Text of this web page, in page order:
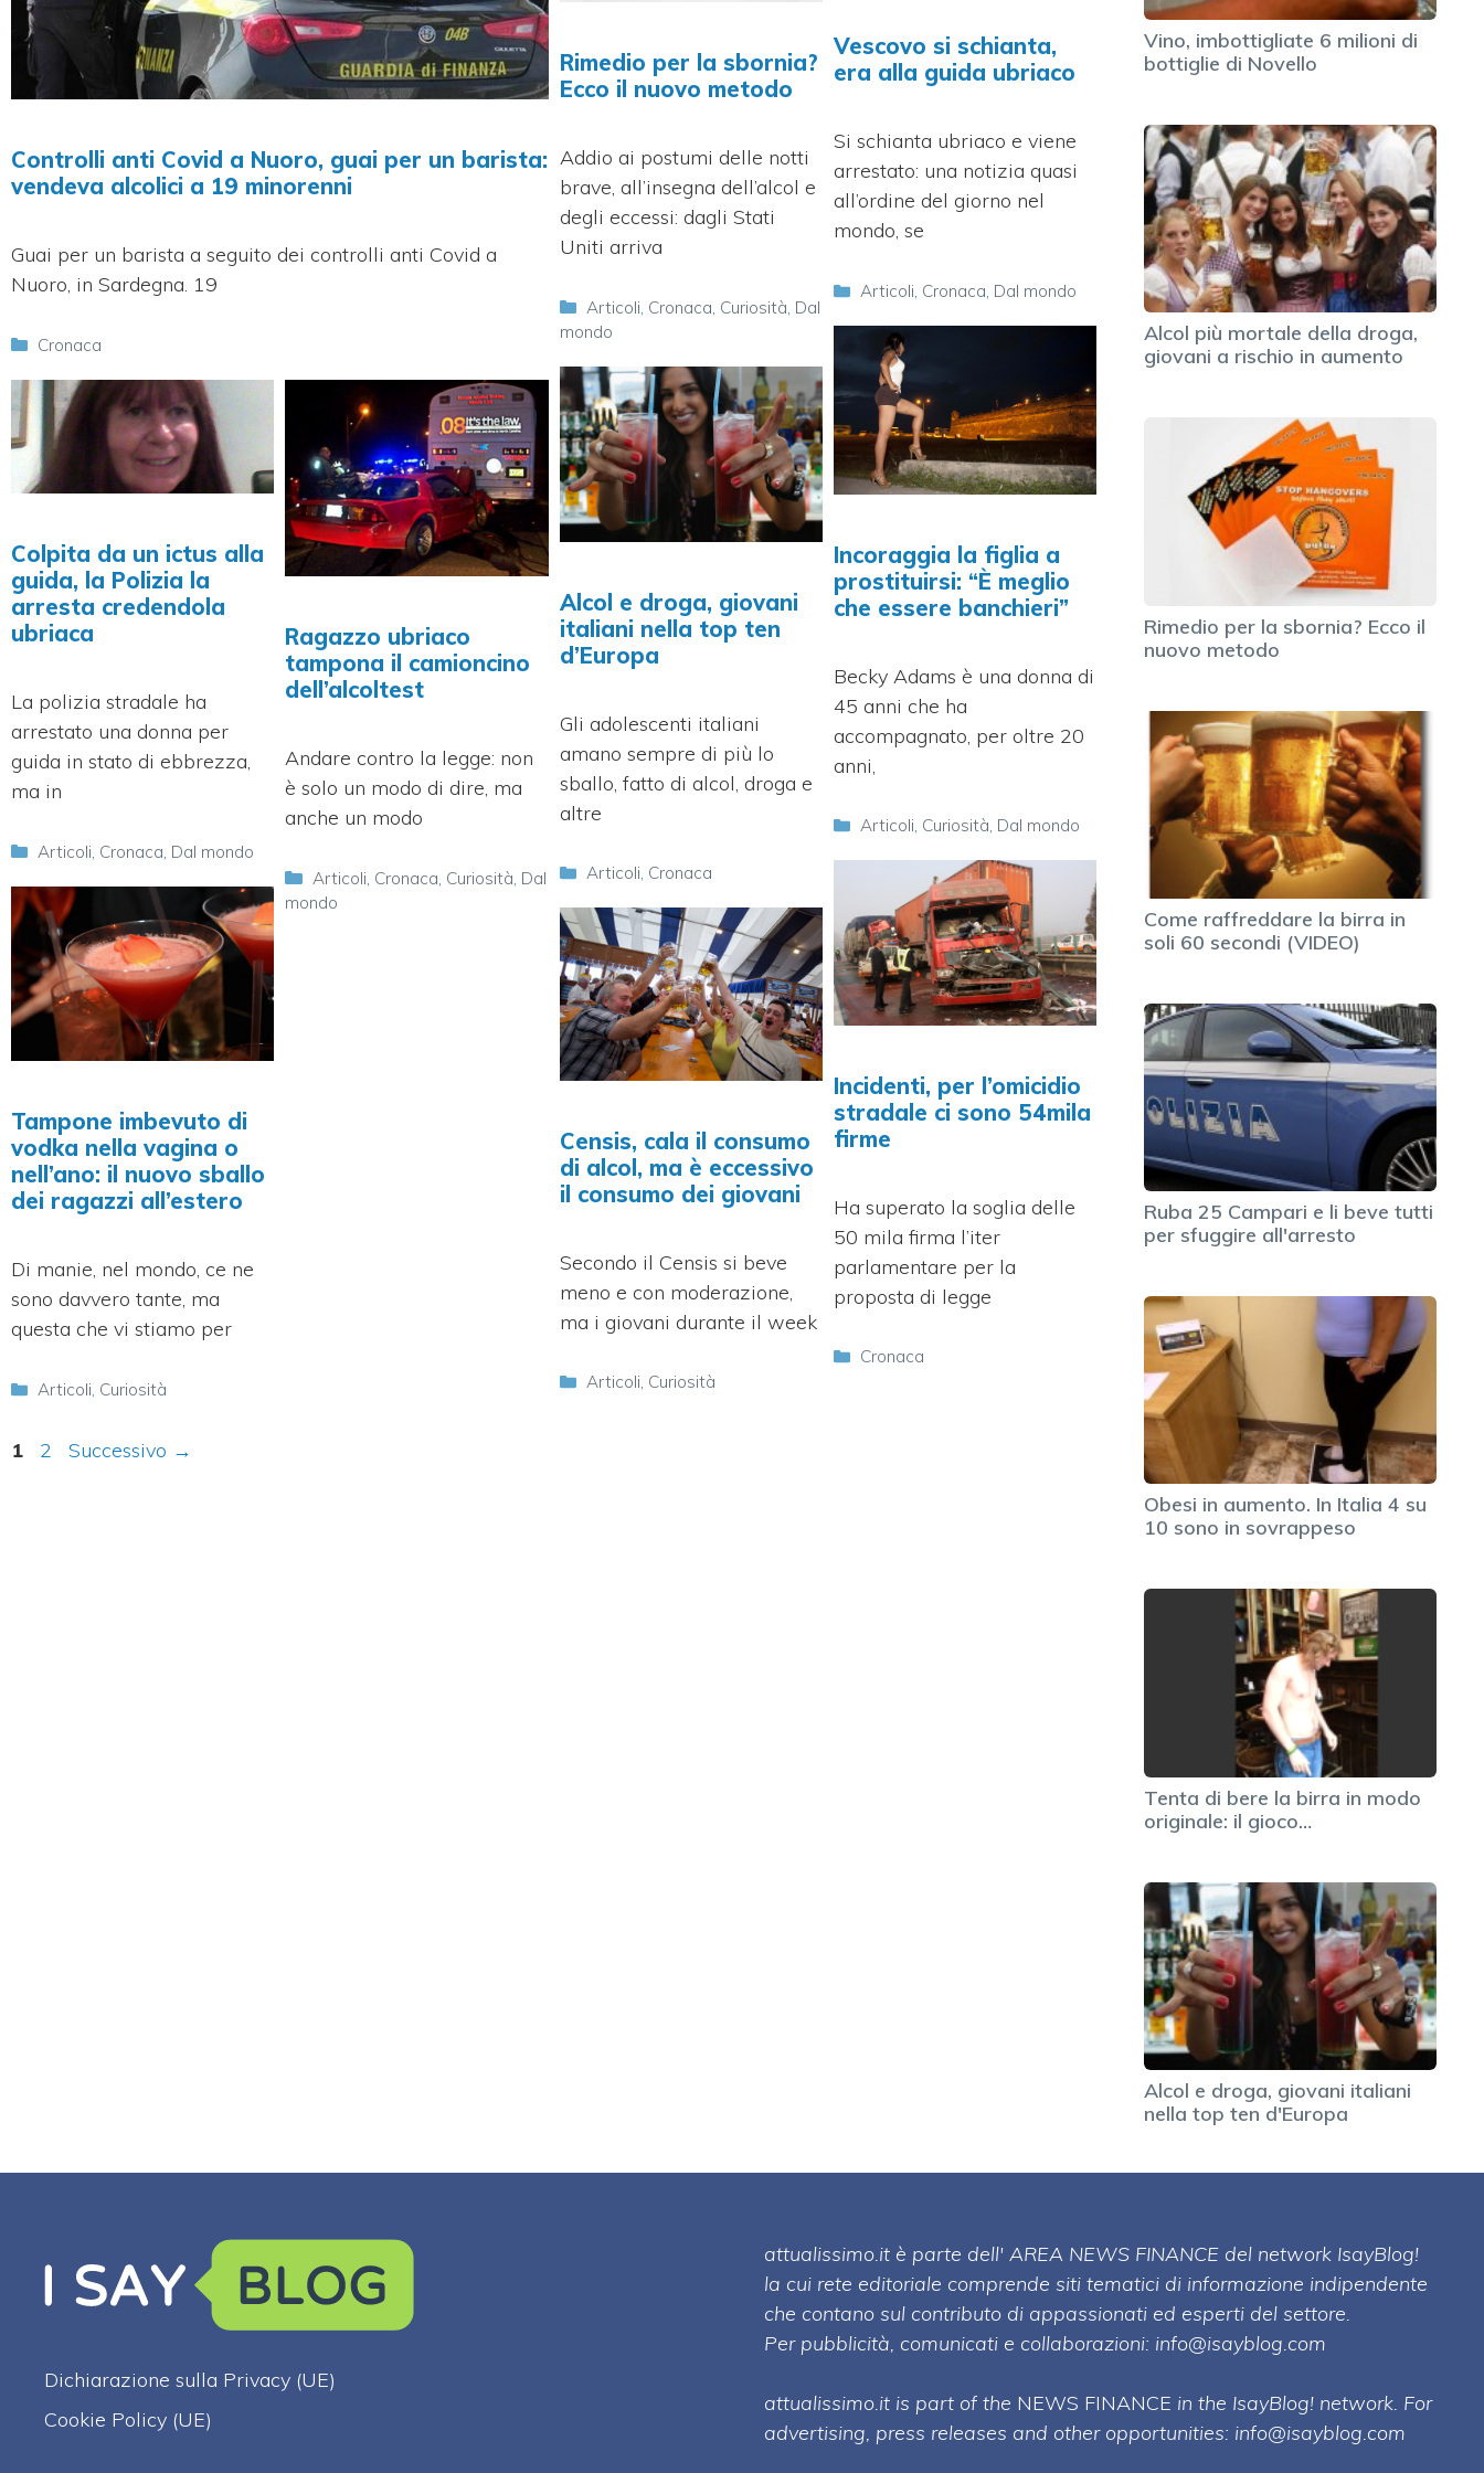
Controlli anti Covid a Nuoro, guai per un barista:
vendeva alcolici a 19 minorenni
Guai per un barista a seguito dei controlli anti Covid a
Nuoro, in Sardegna. 19
Categorie
Cronaca
Rimedio per la sbornia?
Ecco il nuovo metodo
Addio ai postumi delle notti
brave, all’insegna dell’alcol e
degli eccessi: dagli Stati
Uniti arriva
Categorie
Articoli Cronaca Curiosità Dal
mondo
Vescovo si schianta,
era alla guida ubriaco
Si schianta ubriaco e viene
arrestato: una notizia quasi
all’ordine del giorno nel
mondo, se
Categorie
Articoli, Cronaca, Dal mondo
Incoraggia la figlia a
prostituirsi: “È meglio
che essere banchieri”
Becky Adams è una donna di
45 anni che ha
accompagnato, per oltre 20
anni,
Categorie
Articoli, Curiosità, Dal mondo
Alcol e droga, giovani
italiani nella top ten
d’Europa
Gli adolescenti italiani
amano sempre di più lo
sballo, fatto di alcol, droga e
altre
Categorie
Articoli, Cronaca
Colpita da un ictus alla
guida, la Polizia la
arresta credendola
ubriaca
La polizia stradale ha
arrestato una donna per
guida in stato di ebbrezza,
ma in
Categorie
Articoli Cronaca Dal mondo
Ragazzo ubriaco
tampona il camioncino
dell’alcoltest
Andare contro la legge: non
è solo un modo di dire, ma
anche un modo
Categorie
Articoli Cronaca Curiosità Dal
mondo
Incidenti, per l’omicidio
stradale ci sono 54mila
firme
Ha superato la soglia delle
50 mila firma l’iter
parlamentare per la
proposta di legge
Categorie
Cronaca
Tampone imbevuto di
vodka nella vagina o
nell’ano: il nuovo sballo
dei ragazzi all’estero
Di manie, nel mondo, ce ne
sono davvero tante, ma
questa che vi stiamo per
Categorie
Articoli, Curiosità
Censis, cala il consumo
di alcol, ma è eccessivo
il consumo dei giovani
Secondo il Censis si beve
meno e con moderazione,
ma i giovani durante il week
Categorie
Articoli, Curiosità
Pagina
1 Pagina
2 Successivo →
Vino, imbottigliate 6 milioni di
bottiglie di Novello
Alcol più mortale della droga,
giovani a rischio in aumento
Rimedio per la sbornia? Ecco il
nuovo metodo
Come raffreddare la birra in
soli 60 secondi (VIDEO)
Ruba 25 Campari e li beve tutti
per sfuggire all'arresto
Obesi in aumento. In Italia 4 su
10 sono in sovrappeso
Tenta di bere la birra in modo
originale: il gioco…
Alcol e droga, giovani italiani
nella top ten d'Europa
Dichiarazione sulla Privacy (UE)
Cookie Policy (UE)
attualissimo.it è parte dell' AREA NEWS FINANCE del network IsayBlog!
la cui rete editoriale comprende siti tematici di informazione indipendente
che contano sul contributo di appassionati ed esperti del settore.
Per pubblicità, comunicati e collaborazioni: info@isayblog.com
attualissimo.it is part of the NEWS FINANCE in the IsayBlog! network. For
advertising, press releases and other opportunities: info@isayblog.com